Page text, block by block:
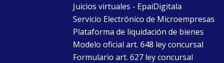
Juicios virtuales - EpaiDigitala
Servicio Electrónico de Microempresas
Plataforma de liquidación de bienes
Modelo oficial art. 648 ley concursal
Formulario art. 627 ley concursal